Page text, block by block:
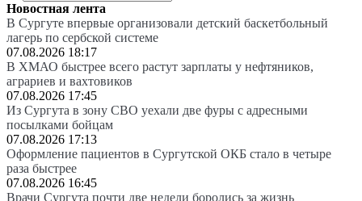
Новостная лента
В Сургуте впервые организовали детский баскетбольный
лагерь по сербской системе
07.08.2026 18:17
В ХМАО быстрее всего растут зарплаты у нефтяников,
аграриев и вахтовиков
07.08.2026 17:45
Из Сургута в зону СВО уехали две фуры с адресными
посылками бойцам
07.08.2026 17:13
Оформление пациентов в Сургутской ОКБ стало в четыре
раза быстрее
07.08.2026 16:45
Врачи Сургута почти две недели боролись за жизнь